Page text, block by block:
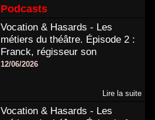
Podcasts
Vocation & Hasards - Les
métiers du théâtre. Épisode 2 :
Franck, régisseur son
12/06/2026
Lire la suite
Vocation & Hasards - Les